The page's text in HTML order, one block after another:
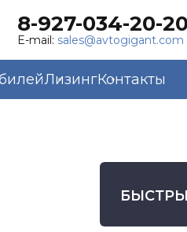
8-927-034-20-20
E-mail: sales@avtogigant.com
ЛизингКонтакты